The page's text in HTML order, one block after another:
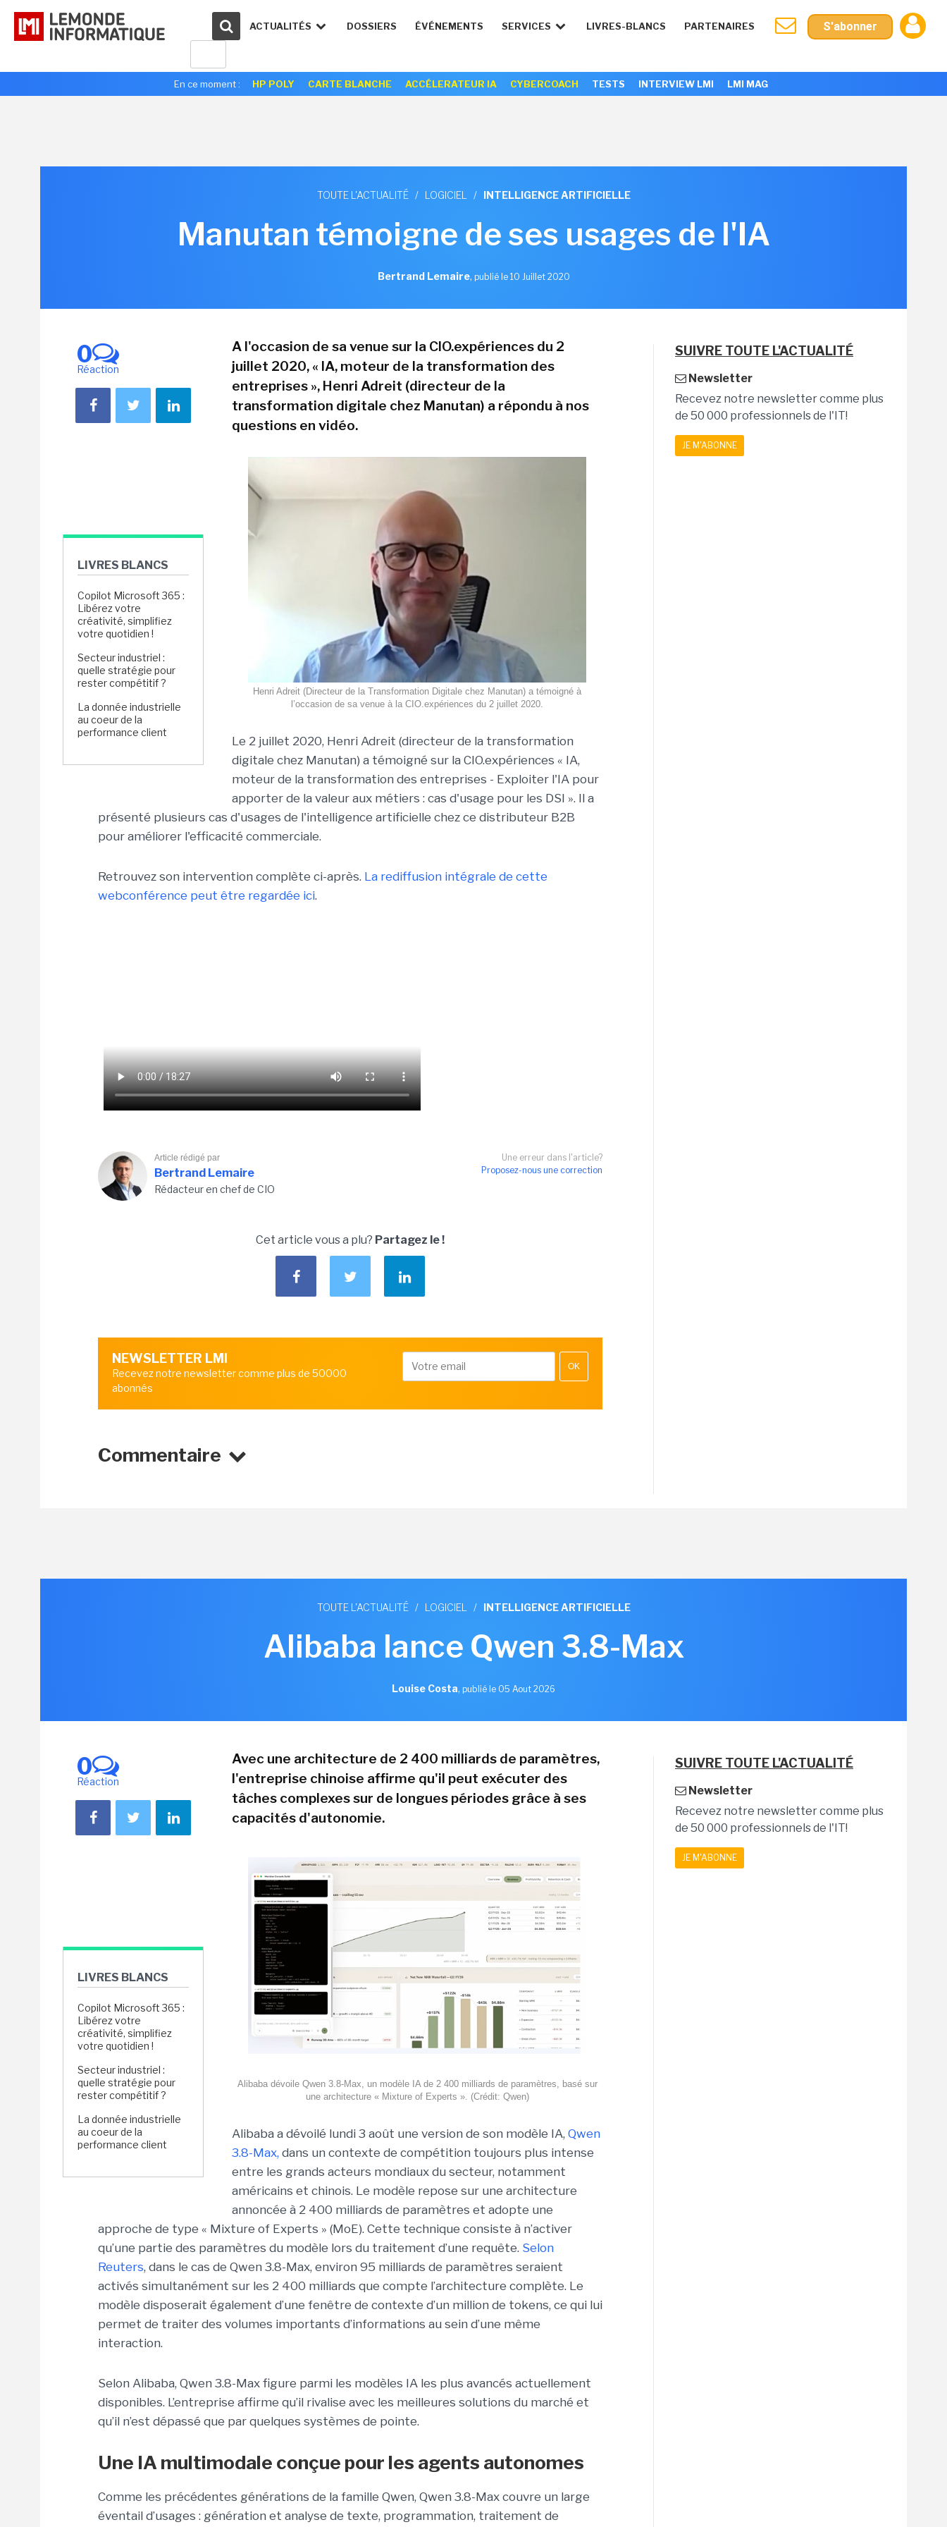
ACTUALITÉS DOSSIERS ÉVÉNEMENTS SERVICES LIVRES-BLANCS PARTENAIRES S'abonner
En ce moment : HP POLY CARTE BLANCHE ACCÉLERATEUR IA CYBERCOACH TESTS INTERVIEW LMI LMI MAG
TOUTE L'ACTUALITÉ / LOGICIEL / INTELLIGENCE ARTIFICIELLE
Manutan témoigne de ses usages de l'IA
Bertrand Lemaire, publié le 10 Juillet 2020
0
Réaction
LIVRES BLANCS
Copilot Microsoft 365 :
Libérez votre
créativité, simplifiez
votre quotidien !
Secteur industriel :
quelle stratégie pour
rester compétitif ?
La donnée industrielle
au coeur de la
performance client
A l'occasion de sa venue sur la CIO.expériences du 2
juillet 2020, « IA, moteur de la transformation des
entreprises », Henri Adreit (directeur de la
transformation digitale chez Manutan) a répondu à nos
questions en vidéo.
Henri Adreit (Directeur de la Transformation Digitale chez Manutan) a témoigné à
l’occasion de sa venue à la CIO.expériences du 2 juillet 2020.
Le 2 juillet 2020, Henri Adreit (directeur de la transformation
digitale chez Manutan) a témoigné sur la CIO.expériences « IA,
moteur de la transformation des entreprises - Exploiter l'IA pour
apporter de la valeur aux métiers : cas d'usage pour les DSI ». Il a
présenté plusieurs cas d'usages de l'intelligence artificielle chez ce distributeur B2B
pour améliorer l'efficacité commerciale.
Retrouvez son intervention complète ci-après. La rediffusion intégrale de cette
webconférence peut être regardée ici.
Une erreur dans l'article?
Proposez-nous une correction
Article rédigé par
Bertrand Lemaire
Rédacteur en chef de CIO
Cet article vous a plu? Partagez le !
NEWSLETTER LMI
Recevez notre newsletter comme plus de 50000
abonnés
OK
Commentaire
SUIVRE TOUTE L'ACTUALITÉ
Newsletter
Recevez notre newsletter comme plus
de 50 000 professionnels de l'IT!
JE M'ABONNE
TOUTE L'ACTUALITÉ / LOGICIEL / INTELLIGENCE ARTIFICIELLE
Alibaba lance Qwen 3.8-Max
Louise Costa, publié le 05 Aout 2026
0
Réaction
LIVRES BLANCS
Copilot Microsoft 365 :
Libérez votre
créativité, simplifiez
votre quotidien !
Secteur industriel :
quelle stratégie pour
rester compétitif ?
La donnée industrielle
au coeur de la
performance client
Avec une architecture de 2 400 milliards de paramètres,
l'entreprise chinoise affirme qu'il peut exécuter des
tâches complexes sur de longues périodes grâce à ses
capacités d'autonomie.
Alibaba dévoile Qwen 3.8-Max, un modèle IA de 2 400 milliards de paramètres, basé sur
une architecture « Mixture of Experts ». (Crédit: Qwen)
Alibaba a dévoilé lundi 3 août une version de son modèle IA, Qwen
3.8-Max, dans un contexte de compétition toujours plus intense
entre les grands acteurs mondiaux du secteur, notamment
américains et chinois. Le modèle repose sur une architecture
annoncée à 2 400 milliards de paramètres et adopte une
approche de type « Mixture of Experts » (MoE). Cette technique consiste à n’activer
qu’une partie des paramètres du modèle lors du traitement d’une requête. Selon
Reuters, dans le cas de Qwen 3.8-Max, environ 95 milliards de paramètres seraient
activés simultanément sur les 2 400 milliards que compte l’architecture complète. Le
modèle disposerait également d’une fenêtre de contexte d’un million de tokens, ce qui lui
permet de traiter des volumes importants d’informations au sein d’une même
interaction.
Selon Alibaba, Qwen 3.8-Max figure parmi les modèles IA les plus avancés actuellement
disponibles. L’entreprise affirme qu’il rivalise avec les meilleures solutions du marché et
qu’il n’est dépassé que par quelques systèmes de pointe.
Une IA multimodale conçue pour les agents autonomes
Comme les précédentes générations de la famille Qwen, Qwen 3.8-Max couvre un large
éventail d’usages : génération et analyse de texte, programmation, traitement de
SUIVRE TOUTE L'ACTUALITÉ
Newsletter
Recevez notre newsletter comme plus
de 50 000 professionnels de l'IT!
JE M'ABONNE